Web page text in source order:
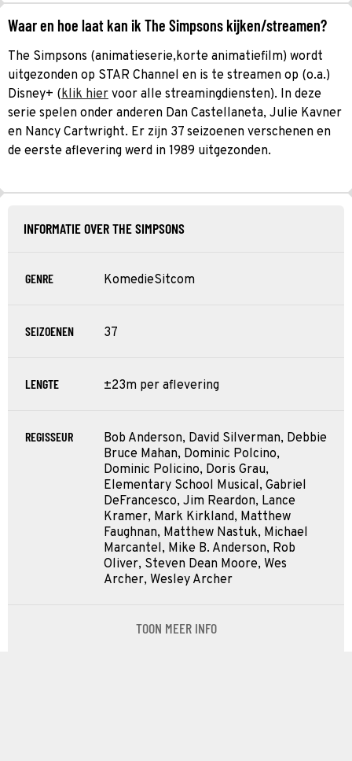
Waar en hoe laat kan ik The Simpsons kijken/streamen?
The Simpsons (animatieserie,korte animatiefilm) wordt
uitgezonden op STAR Channel en is te streamen op (o.a.)
Disney+ (klik hier voor alle streamingdiensten). In deze
serie spelen onder anderen Dan Castellaneta, Julie Kavner
en Nancy Cartwright. Er zijn 37 seizoenen verschenen en
de eerste aflevering werd in 1989 uitgezonden.
INFORMATIE OVER THE SIMPSONS
GENRE KomedieSitcom
SEIZOENEN 37
LENGTE ±23m per aflevering
REGISSEUR
Bob Anderson, David Silverman, Debbie
Bruce Mahan, Dominic Polcino,
Dominic Policino, Doris Grau,
Elementary School Musical, Gabriel
DeFrancesco, Jim Reardon, Lance
Kramer, Mark Kirkland, Matthew
Faughnan, Matthew Nastuk, Michael
Marcantel, Mike B. Anderson, Rob
Oliver, Steven Dean Moore, Wes
Archer, Wesley Archer
TOON MEER INFO